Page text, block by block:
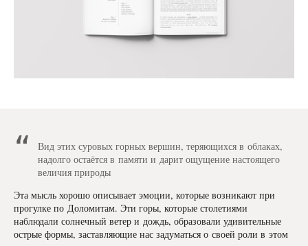
Вид этих суровых горных вершин, теряющихся в облаках,
надолго остаётся в памяти и дарит ощущение настоящего
величия природы
Эта мысль хорошо описывает эмоции, которые возникают при
прогулке по Доломитам. Эти горы, которые столетиями
наблюдали солнечный ветер и дождь, образовали удивительные
острые формы, заставляющие нас задуматься о своей роли в этом